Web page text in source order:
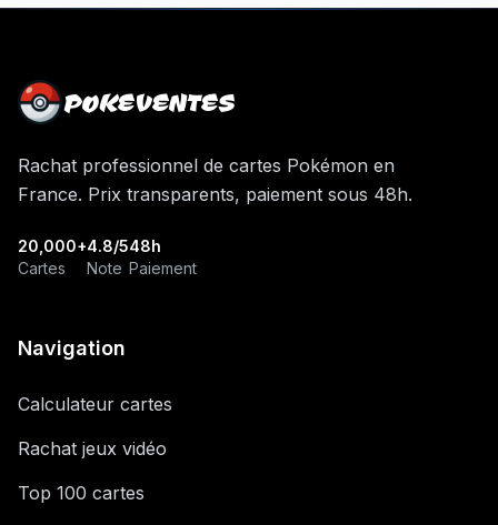
POKEVENTES
Rachat professionnel de cartes Pokémon en
France. Prix transparents, paiement sous 48h.
20,000+
Cartes
4.8/5
Note
48h
Paiement
Navigation
Calculateur cartes
Rachat jeux vidéo
Top 100 cartes